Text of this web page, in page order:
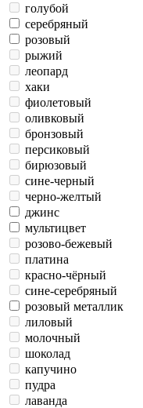
голубой
серебряный
розовый
рыжий
леопард
хаки
фиолетовый
оливковый
бронзовый
персиковый
бирюзовый
сине-черный
черно-желтый
джинс
мультицвет
розово-бежевый
платина
красно-чёрный
сине-серебряный
розовый металлик
лиловый
молочный
шоколад
капучино
пудра
лаванда